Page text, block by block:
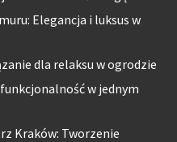
Elegancja i luksus w
dla relaksu w ogrodzie
w jednym
Kraków: Tworzenie